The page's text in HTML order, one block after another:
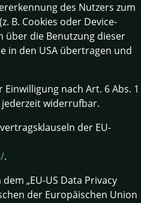
des Nutzers zum
B. Cookies oder Device-
über die Benutzung dieser
in den USA übertragen und
nach Art. 6 Abs. 1
jederzeit widerrufbar.
der EU-
.
„EU-US Data Privacy
der Europäischen Union